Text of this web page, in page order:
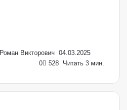
Роман Викторович 04.03.2025
0
528 Читать 3 мин.